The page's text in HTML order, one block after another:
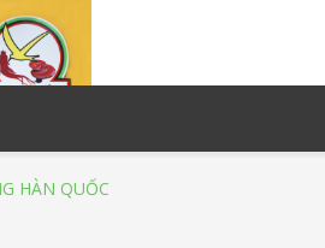
HÀN QUỐC